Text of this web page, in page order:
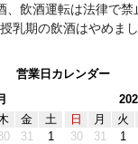
、飲酒運転は法律で禁
乳期の飲酒はやめまし
営業日カレンダー
金
土
31
1
日
月 火
30
31 1